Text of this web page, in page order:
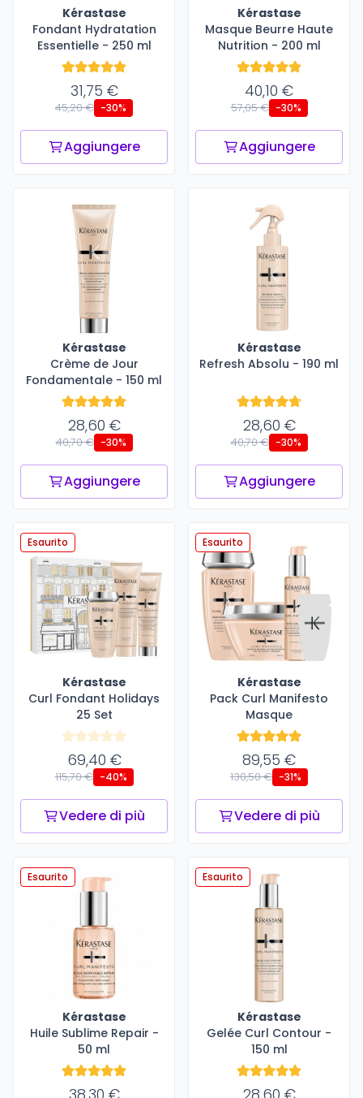
Kérastase
Fondant Hydratation
Essentielle - 250 ml
31,75 €
45,20 € -30%
Aggiungere
Kérastase
Masque Beurre Haute
Nutrition - 200 ml
40,10 €
57,05 € -30%
Aggiungere
Kérastase
Crème de Jour
Fondamentale - 150 ml
28,60 €
40,70 € -30%
Aggiungere
Kérastase
Refresh Absolu - 190 ml
28,60 €
40,70 € -30%
Aggiungere
Esaurito
Kérastase
Curl Fondant Holidays
25 Set
69,40 €
115,70 € -40%
Vedere di più
Esaurito
Kérastase
Pack Curl Manifesto
Masque
89,55 €
130,50 € -31%
Vedere di più
Esaurito
Kérastase
Huile Sublime Repair -
50 ml
Esaurito
Kérastase
Gelée Curl Contour -
150 ml